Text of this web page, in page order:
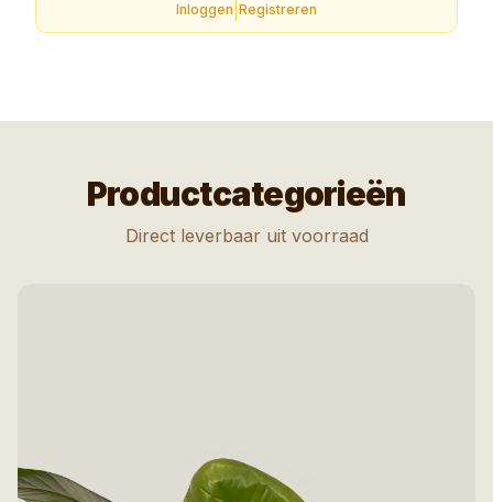
Inloggen Registreren
Productcategorieën
Direct leverbaar uit voorraad